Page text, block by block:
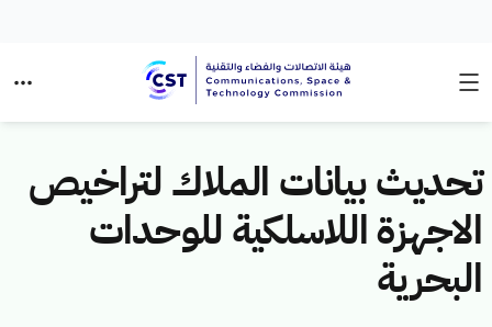
تحديث بيانات الملاك لتراخيص
الاجهزة اللاسلكية للوحدات
البحرية